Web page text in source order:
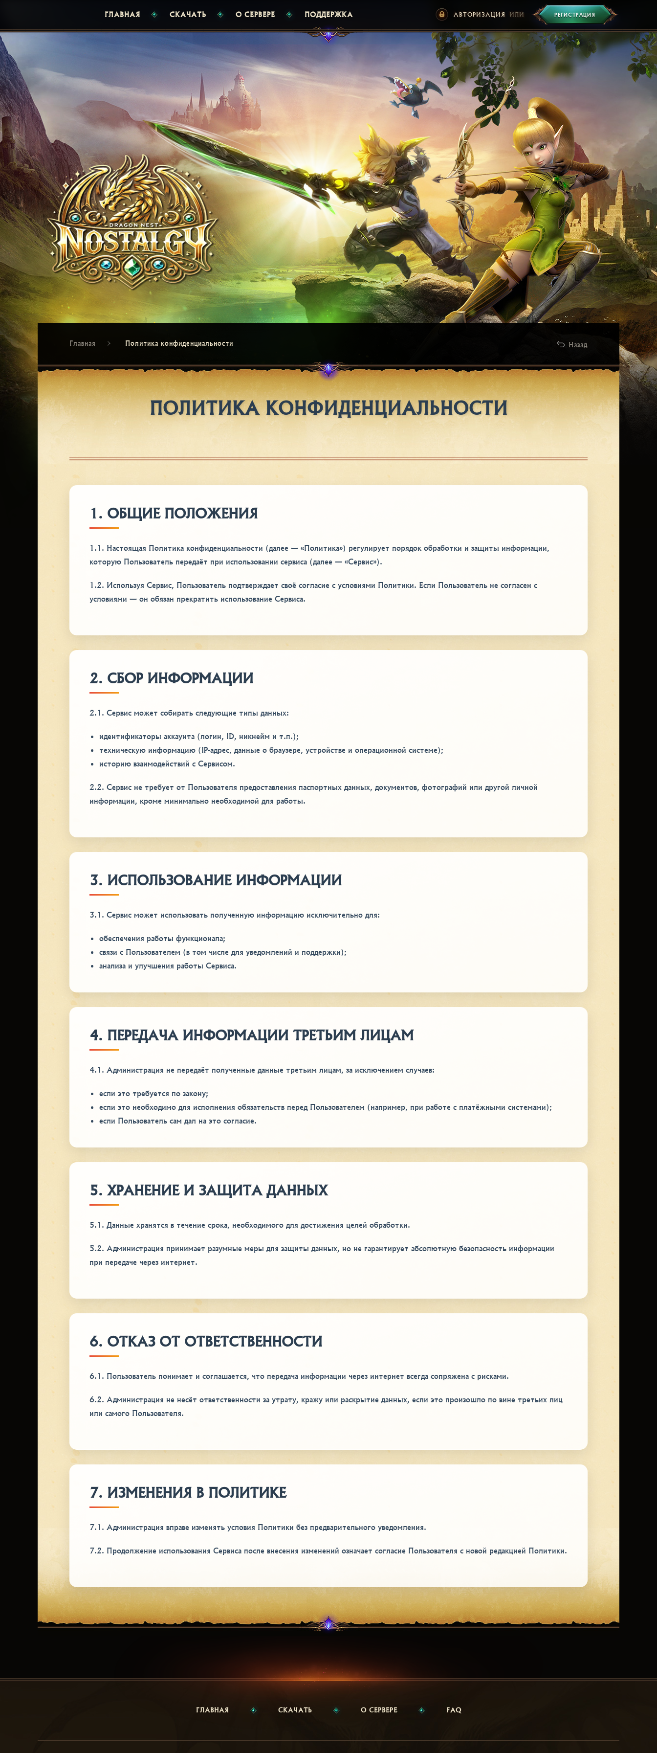
ГЛАВНАЯ СКАЧАТЬ О СЕРВЕРЕ ПОДДЕРЖКА АВТОРИЗАЦИЯ ИЛИ РЕГИСТРАЦИЯ
Назад
Главная Политика конфиденциальности
ПОЛИТИКА КОНФИДЕНЦИАЛЬНОСТИ
1. ОБЩИЕ ПОЛОЖЕНИЯ
1.1. Настоящая Политика конфиденциальности (далее — «Политика») регулирует порядок обработки и защиты информации,
которую Пользователь передаёт при использовании сервиса (далее — «Сервис»).
1.2. Используя Сервис, Пользователь подтверждает своё согласие с условиями Политики. Если Пользователь не согласен с
условиями — он обязан прекратить использование Сервиса.
2. СБОР ИНФОРМАЦИИ
2.1. Сервис может собирать следующие типы данных:
идентификаторы аккаунта (логин, ID, никнейм и т.п.);
техническую информацию (IP-адрес, данные о браузере, устройстве и операционной системе);
историю взаимодействий с Сервисом.
2.2. Сервис не требует от Пользователя предоставления паспортных данных, документов, фотографий или другой личной
информации, кроме минимально необходимой для работы.
3. ИСПОЛЬЗОВАНИЕ ИНФОРМАЦИИ
3.1. Сервис может использовать полученную информацию исключительно для:
обеспечения работы функционала;
связи с Пользователем (в том числе для уведомлений и поддержки);
анализа и улучшения работы Сервиса.
4. ПЕРЕДАЧА ИНФОРМАЦИИ ТРЕТЬИМ ЛИЦАМ
4.1. Администрация не передаёт полученные данные третьим лицам, за исключением случаев:
если это требуется по закону;
если это необходимо для исполнения обязательств перед Пользователем (например, при работе с платёжными системами);
если Пользователь сам дал на это согласие.
5. ХРАНЕНИЕ И ЗАЩИТА ДАННЫХ
5.1. Данные хранятся в течение срока, необходимого для достижения целей обработки.
5.2. Администрация принимает разумные меры для защиты данных, но не гарантирует абсолютную безопасность информации
при передаче через интернет.
6. ОТКАЗ ОТ ОТВЕТСТВЕННОСТИ
6.1. Пользователь понимает и соглашается, что передача информации через интернет всегда сопряжена с рисками.
6.2. Администрация не несёт ответственности за утрату, кражу или раскрытие данных, если это произошло по вине третьих лиц
или самого Пользователя.
7. ИЗМЕНЕНИЯ В ПОЛИТИКЕ
7.1. Администрация вправе изменять условия Политики без предварительного уведомления.
7.2. Продолжение использования Сервиса после внесения изменений означает согласие Пользователя с новой редакцией Политики.
ГЛАВНАЯ СКАЧАТЬ О СЕРВЕРЕ FAQ